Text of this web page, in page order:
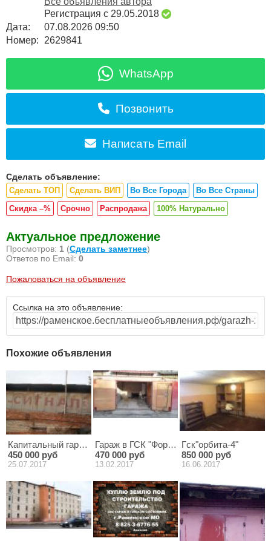
Регистрация с 29.05.2018
Дата:
07.08.2026 09:50
Номер:
2629841
WhatsApp
Позвонить
Написать Email
Сделать объявление:
Сделать ТОП Сделать ВИП Во Все Города
Во Все Страны
Скидка –%
Срочно Распродажа 100% Натурально
Актуальное предложение
Просмотров: 1 (Сделать заметнее)
Ответов по Email: 0
Пожаловаться на объявление
Ссылка на это объявление:
Похожие объявления
Капитальный гараж в ГСК в г.Раменское
450 000 руб
25.07.2017
Гараж в ГСК "Форум"
470 000 руб
13.02.2017
Гск"орбита-4"
850 000 руб
16.06.2017